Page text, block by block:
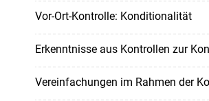
Vor-Ort-Kontrolle: Konditionalität
Erkenntnisse aus Kontrollen zur
Vereinfachungen im Rahmen der